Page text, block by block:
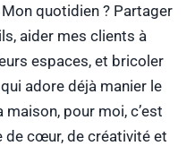
quotidien ? Partager
aider mes clients à
espaces, et bricoler
adore déjà manier le
maison, pour moi, c’est
de cœur, de créativité et